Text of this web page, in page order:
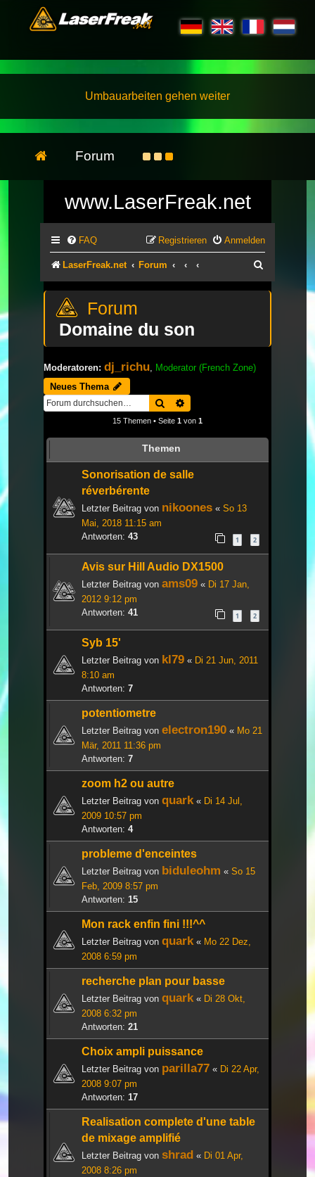
Umbauarbeiten gehen weiter
Forum
www.LaserFreak.net
FAQ Anmelden
Registrieren
LaserFreak.net Forum
Domaine du son
Moderatoren: dj_richu Moderator (French Zone)
Neues Thema
Suche
15 Themen • Seite 1 von 1
Themen
Sonorisation de salle
réverbérente
Letzter Beitrag von nikoones « So 13
Mai, 2018 11:15 am
Antworten: 43 1 2
Avis sur Hill Audio DX1500
Letzter Beitrag von ams09 « Di 17 Jan,
2012 9:12 pm
Antworten: 41 1 2
Syb 15'
Letzter Beitrag von kl79 « Di 21 Jun, 2011
8:10 am
Antworten: 7
potentiometre
Letzter Beitrag von electron190 « Mo 21
Mär, 2011 11:36 pm
Antworten: 7
zoom h2 ou autre
Letzter Beitrag von quark« Di 14 Jul,
2009 10:57 pm
Antworten: 4
probleme d'enceintes
Letzter Beitrag von biduleohm « So 15
Feb, 2009 8:57 pm
Antworten: 15
Mon rack enfin fini !!!^^
Letzter Beitrag von quark« Mo 22 Dez,
2008 6:59 pm
recherche plan pour basse
Letzter Beitrag von quark« Di 28 Okt,
2008 6:32 pm
Antworten: 21
Choix ampli puissance
Letzter Beitrag von parilla77 « Di 22 Apr,
2008 9:07 pm
Antworten: 17
Realisation complete d'une table
de mixage amplifié
Letzter Beitrag von shrad « Di 01 Apr,
2008 8:26 pm